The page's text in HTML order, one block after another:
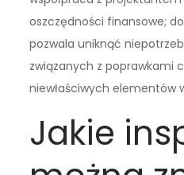
oszczędności finansowe;
pozwala uniknąć
związanych z poprawkami
niewłaściwych elementów
Jakie